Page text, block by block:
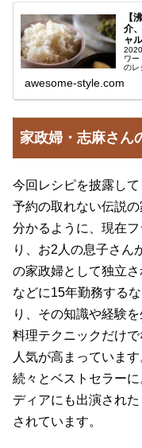
【
介
ャ
ワー
のレ
awesome-style.com
家政婦・志麻さん
今回レシピを披露し
予約の取れない伝説
分かるように、現在
り、お2人の息子さん
の家政婦として独立
などに15年勤務する
り、その知識や経験
料理テクニックだけ
人気が高まっていま
続々とベストセラー
ディアにも出演され
されています。